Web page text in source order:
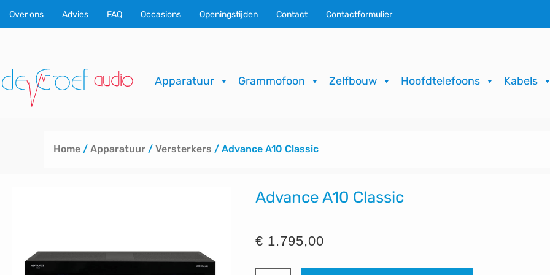
naar
Over ons Advies FAQ Occasions Openingstijden Contact Contactformulier
Apparatuur Grammofoon Zelfbouw Hoofdtelefoons Kabels
Home / Apparatuur / Versterkers / Advance A10 Classic
Advance A10 Classic
€ 1.795,00